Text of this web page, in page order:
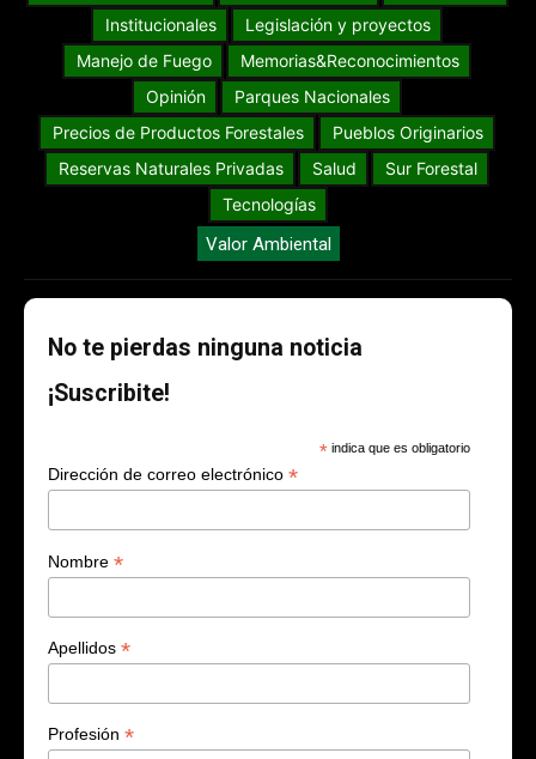
Institucionales
Legislación y proyectos
Manejo de Fuego
Memorias&Reconocimientos
Opinión
Parques Nacionales
Precios de Productos Forestales
Pueblos Originarios
Reservas Naturales Privadas
Salud
Sur Forestal
Tecnologías
Valor Ambiental
No te pierdas ninguna noticia
¡Suscribite!
* indica que es obligatorio
Dirección de correo electrónico *
Nombre *
Apellidos *
Profesión *